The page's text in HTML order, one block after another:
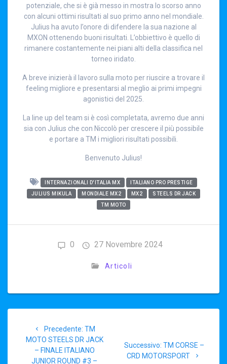
potenziale, che si è già messo in mostra lo scorso anno
con alcuni ottimi risultati al suo primo anno nel mondiale.
Julius ha avuto l’onore di difendere la sua nazione al
MXON ottenendo buoni risultati. L’obbiettivo è quello di
rimanere costantemente nei piani alti della classifica nel
torneo iridato.
A breve inizierà il lavoro sulla moto per riuscire a trovare il
feeling migliore e presentarsi al meglio ai primi impegni
agonistici del 2025.
La line up del team si è così completata, avremo due anni
sia con Julius che con Niccolò per crescere il più possibile
e portare a TM i migliori risultati possibili.
Benvenuto Julius!
INTERNAZIONALI D'ITALIA MX
ITALIANO PRO PRESTIGE
JULIUS MIKULA
MONDIALE MX2 MX2
STEELS DR JACK
TM MOTO
0 27 Novembre 2024
Articoli
articoli
Precedente: Articolo
precedente:
TM
MOTO STEELS DR JACK
– FINALE ITALIANO
JUNIOR ROUND #3 –
Successivo: Articolo
successivo:
TM CORSE –
CRD MOTORSPORT